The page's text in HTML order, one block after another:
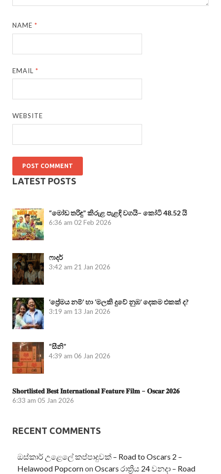
NAME*
EMAIL*
WEBSITE
LATEST POSTS
“මෝඩ තරිඳු” කිරුළ පැළඳි වගයි– කෝටි 48.52 යි
6:36 am 02 Feb 2026
ෆාදර්
3:42 am 21 Jan 2026
‘ප්‍රේමය නම්’ හා ‘මලකි දුවේ නුඹ’ දෙකම එකක් ද?
3:19 am 13 Jan 2026
“සීනි”
4:39 am 06 Jan 2026
𝐒𝐡𝐨𝐫𝐭𝐥𝐢𝐬𝐭𝐞𝐝 𝐁𝐞𝐬𝐭 𝐈𝐧𝐭𝐞𝐫𝐧𝐚𝐭𝐢𝐨𝐧𝐚𝐥 𝐅𝐞𝐚𝐭𝐮𝐫𝐞 𝐅𝐢𝐥𝐦 – 𝐎𝐬𝐜𝐚𝐫 𝟐𝟎𝟐𝟔
6:33 am 05 Jan 2026
RECENT COMMENTS
ඔස්කාර් උළෙලේ කප්පාදුවක් – Road to Oscars 2 –
Helawood PopcornonOscars රාත්‍රිය 24 වනදා – Road